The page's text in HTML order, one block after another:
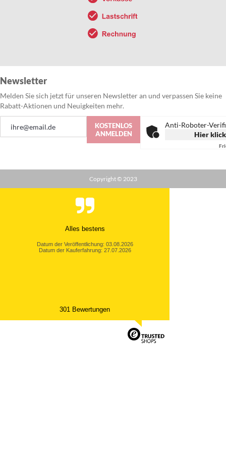
Newsletter
Melden Sie sich jetzt für unseren Newsletter an und verpassen Sie keine
Rabatt-Aktionen und Neuigkeiten mehr.
zum
KOSTENLOS
ANMELDEN
Anti-Roboter-
Hier
Copyright © 2023
Alles bestens
Datum der Veröffentlichung: 03.08.2026
Datum der Kauferfahrung: 27.07.2026
301 Bewertungen